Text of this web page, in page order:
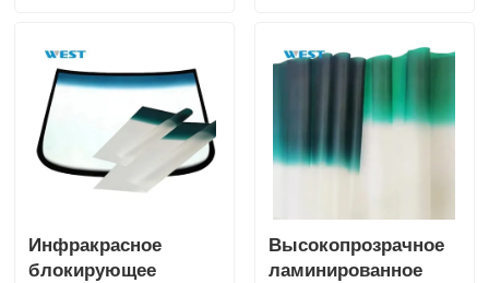
Инфракрасное
блокирующее
Высокопрозрачное
ламинированное